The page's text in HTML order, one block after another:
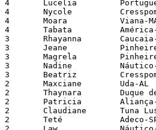
4    	Lucelia        	Portuguesa-SP
4    	Nycole         	Cresspom-DF
4    	Moara          	Viana-MA
4    	Tabata         	América-MG
3    	Rhayanna       	Caucaia-CE
3    	Jeane          	Pinheirense-PA
3    	Magrela        	Pinheirense-PA
3    	Nadine         	Náutico-PE
3    	Beatriz        	Cresspom-DF
2    	Maxciane       	Uda-AL
2    	Thaynara       	Duque de Caxias-RJ
2    	Patricia       	Aliança-GO
2    	Claudiane      	Tuna Luso-PA
2    	Teté           	Adeco-SP